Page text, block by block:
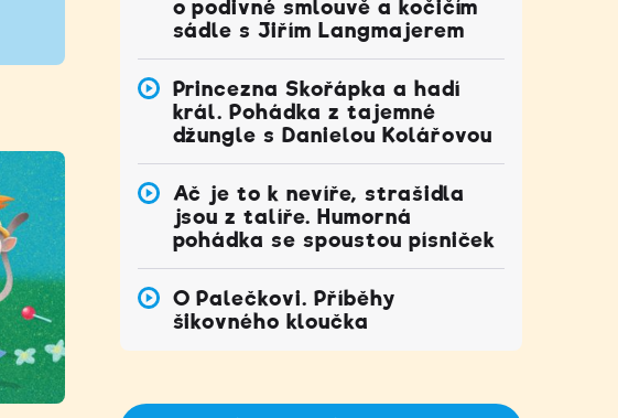
o podivné smlouvě a kočičím
sádle s Jiřím Langmajerem
Princezna Skořápka a hadí
král. Pohádka z tajemné
džungle s Danielou Kolářovou
Ač je to k nevíře, strašidla
jsou z talíře. Humorná
pohádka se spoustou písniček
O Palečkovi. Příběhy
šikovného kloučka